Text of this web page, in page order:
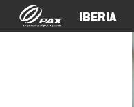
IBERIA